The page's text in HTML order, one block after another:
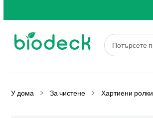
У дома За чистене Хартиени ролки